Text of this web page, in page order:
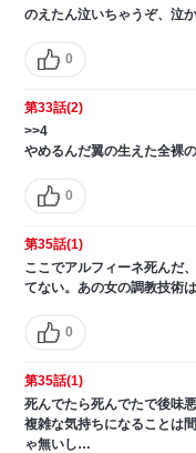
のえたん泣いちゃうぞ、泣
0
第33話(2)
>>4
やめるんだ翼の生えた全裸
0
第35話(1)
ここでアルフィーネ死んだ
てない。あの女の調教技術
0
第35話(1)
死んでたら死んでたで後味
複雑な気持ちになることは
ゃ無いし…